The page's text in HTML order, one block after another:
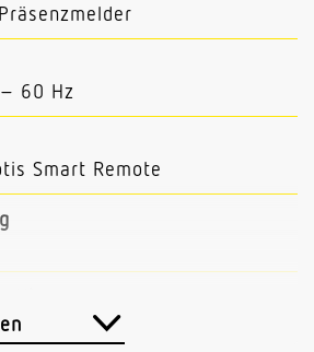
60 Hz
Smart Remote